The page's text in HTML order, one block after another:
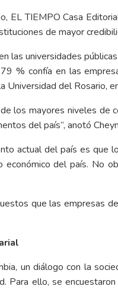
EL TIEMPO Casa
de mayor
las universidades
% confía en las
Universidad del Rosario,
los mayores niveles de
del país”, anotó
actual del país es que
del país. No
que las empresas
un diálogo con la
Para ello, se